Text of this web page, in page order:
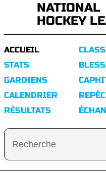
NATIONAL
HOCKEY
ACCUEIL
STATS
GARDIENS
CALENDRIER
RÉSULTATS